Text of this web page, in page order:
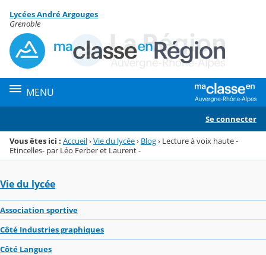
Menu de la rubrique
Contenu
Lycées André Argouges
Grenoble
MENU
Se connecter
Vous êtes ici : Accueil›Vie du lycée› Blog› Lecture à voix haute -
Etincelles- par Léo Ferber et Laurent -
Vie du lycée
Association sportive
Côté Industries graphiques
Côté Langues